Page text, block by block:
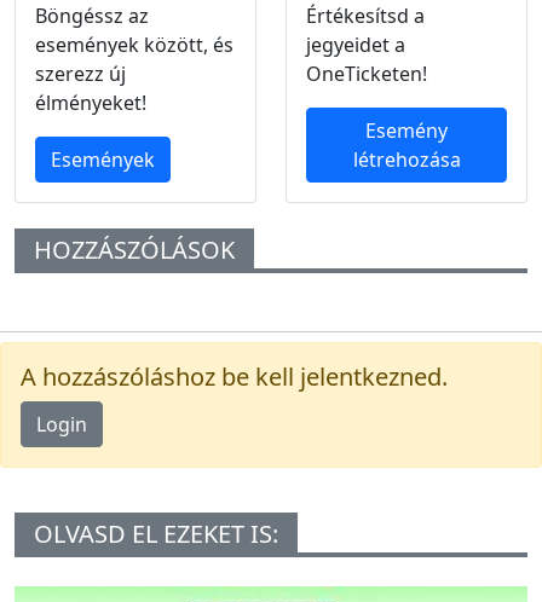
Böngéssz az
események között, és
szerezz új
élményeket!
Események
Értékesítsd a
jegyeidet a
OneTicketen!
Esemény
létrehozása
HOZZÁSZÓLÁSOK
A hozzászóláshoz be kell jelentkezned.
Login
OLVASD EL EZEKET IS: